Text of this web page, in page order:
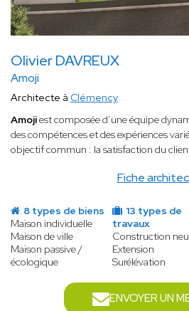
Olivier DAVREUX
Amoji
Fiche
Architecte à Clémency
Amojiest composée d’une équipe
des compétences et des expériences
objectif commun : la satisfaction du
8 types de biens
Maison individuelle
Maison de ville
Maison passive /
écologique
13 types de
travaux
Construction
Extension
Surélévation
ENVOYER UN